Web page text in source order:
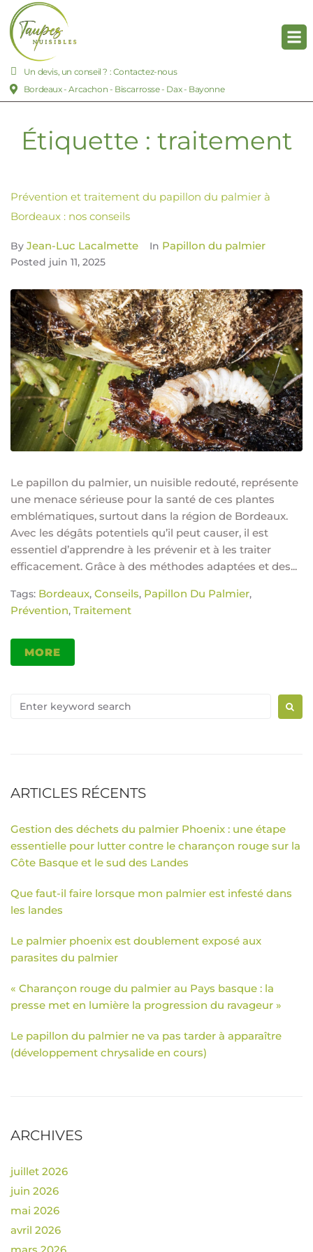
Un devis, un conseil ? : Contactez-nous
Bordeaux - Arcachon - Biscarrosse - Dax - Bayonne
Étiquette : traitement
Prévention et traitement du papillon du palmier à
Bordeaux : nos conseils
By Jean-Luc Lacalmette In Papillon du palmier
Posted juin 11, 2025
Le papillon du palmier, un nuisible redouté, représente
une menace sérieuse pour la santé de ces plantes
emblématiques, surtout dans la région de Bordeaux.
Avec les dégâts potentiels qu’il peut causer, il est
essentiel d’apprendre à les prévenir et à les traiter
efficacement. Grâce à des méthodes adaptées et des...
Tags: Bordeaux, Conseils, Papillon Du Palmier,
Prévention, Traitement
MORE
ARTICLES RÉCENTS
Gestion des déchets du palmier Phoenix : une étape
essentielle pour lutter contre le charançon rouge sur la
Côte Basque et le sud des Landes
Que faut-il faire lorsque mon palmier est infesté dans
les landes
Le palmier phoenix est doublement exposé aux
parasites du palmier
« Charançon rouge du palmier au Pays basque : la
presse met en lumière la progression du ravageur »
Le papillon du palmier ne va pas tarder à apparaître
(développement chrysalide en cours)
ARCHIVES
juillet 2026
juin 2026
mai 2026
avril 2026